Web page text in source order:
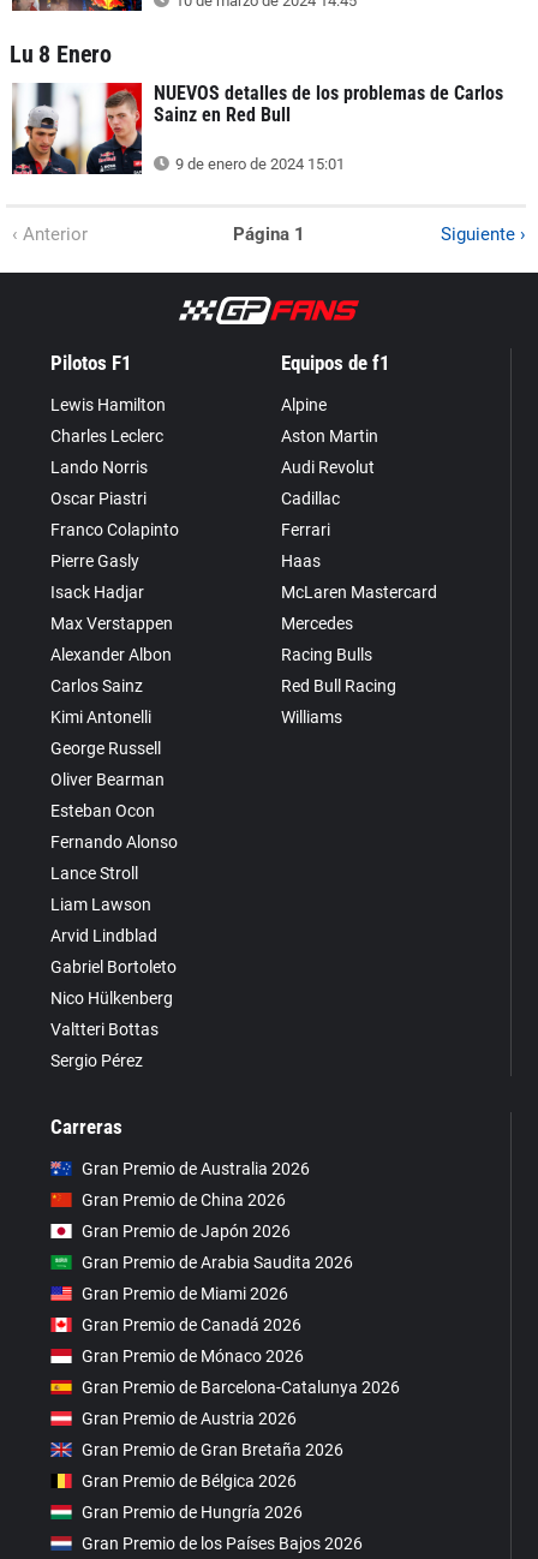
Lu 8 Enero
NUEVOS detalles de los problemas de Carlos
Sainz en Red Bull
9 de enero de 2024 15:01
‹ Anterior Página 1 Siguiente ›
Pilotos F1
Lewis Hamilton
Charles Leclerc
Lando Norris
Oscar Piastri
Franco Colapinto
Pierre Gasly
Isack Hadjar
Max Verstappen
Alexander Albon
Carlos Sainz
Kimi Antonelli
George Russell
Oliver Bearman
Esteban Ocon
Fernando Alonso
Lance Stroll
Liam Lawson
Arvid Lindblad
Gabriel Bortoleto
Nico Hülkenberg
Valtteri Bottas
Sergio Pérez
Equipos de f1
Alpine
Aston Martin
Audi Revolut
Cadillac
Ferrari
Haas
McLaren Mastercard
Mercedes
Racing Bulls
Red Bull Racing
Williams
Carreras
Gran Premio de Australia 2026
Gran Premio de China 2026
Gran Premio de Japón 2026
Gran Premio de Arabia Saudita 2026
Gran Premio de Miami 2026
Gran Premio de Canadá 2026
Gran Premio de Mónaco 2026
Gran Premio de Barcelona-Catalunya 2026
Gran Premio de Austria 2026
Gran Premio de Gran Bretaña 2026
Gran Premio de Bélgica 2026
Gran Premio de Hungría 2026
Gran Premio de los Países Bajos 2026